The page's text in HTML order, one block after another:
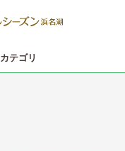
カテゴリ